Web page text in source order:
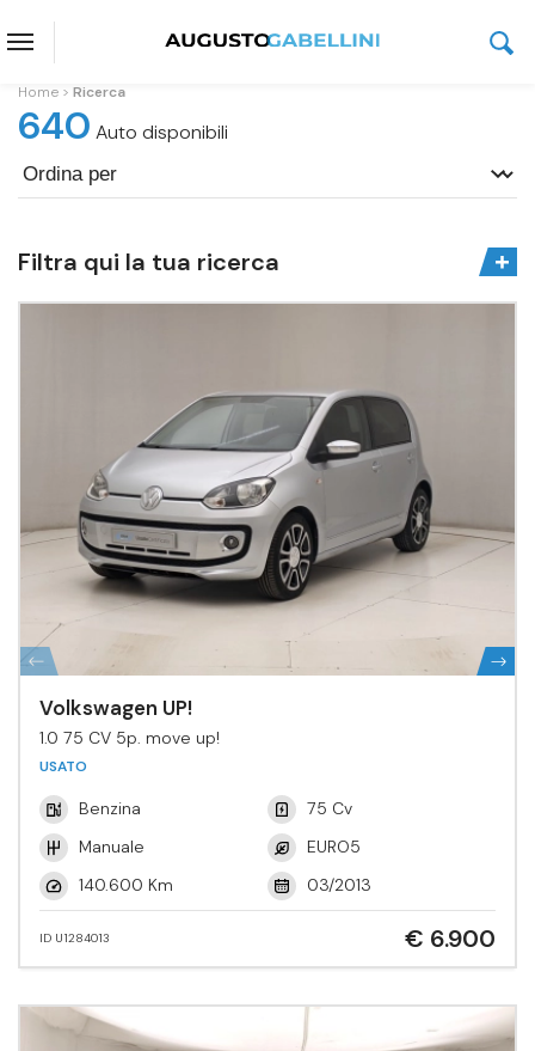
Home Ricerca
640 Auto disponibili
Filtra qui la tua ricerca
Volkswagen UP!
1.0 75 CV 5p. move up!
USATO
Benzina
75 Cv
Manuale
EURO5
140.600 Km
03/2013
ID U1284013 € 6.900